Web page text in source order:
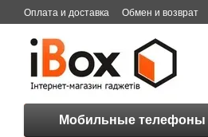
Перейти к основному контенту
Оплата и доставка Обмен и возврат
Мобильные телефоны